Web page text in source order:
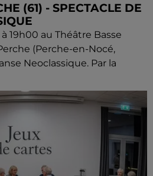
(61) - SPECTACLE DE
19h00 au Théâtre Basse
(Perche-en-Nocé,
Neoclassique. Par la